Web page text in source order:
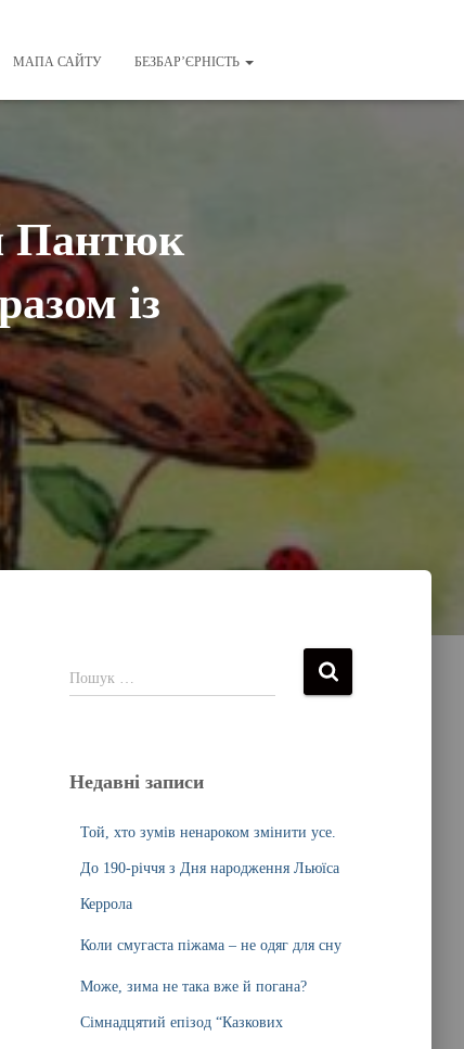
МАПА САЙТУ БЕЗБАР’ЄРНІСТЬ
Пантюк
із
Пошук …
Недавні записи
Той, хто зумів ненароком змінити усе.
До 190-річчя з Дня народження Льюїса
Керрола
Коли смугаста піжама – не одяг для сну
Може, зима не така вже й погана?
Сімнадцятий епізод “Казкових